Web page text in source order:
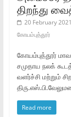
திறந்து
20 February 2021
கோயம்புத்தூர்
கோயம்புத்தூர்‌
சமுதாய நலக்‌
வளர்ச்சி மற்றும்‌
Read more